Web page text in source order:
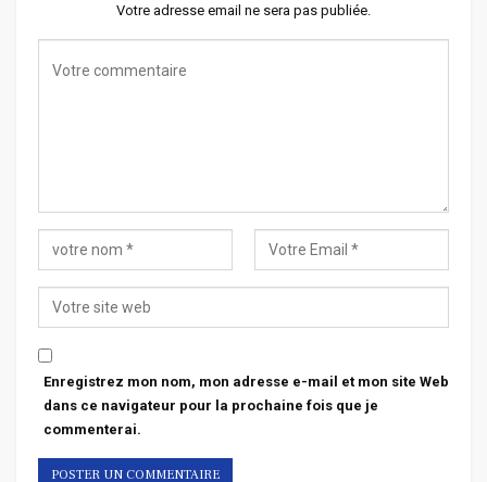
Votre adresse email ne sera pas publiée.
Enregistrez mon nom, mon adresse e-mail et mon site Web
dans ce navigateur pour la prochaine fois que je
commenterai.